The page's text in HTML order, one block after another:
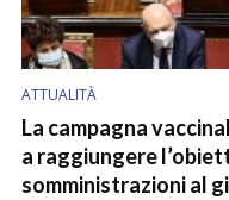
ATTUALITÀ
La campagna
a raggiungere
somministrazioni al